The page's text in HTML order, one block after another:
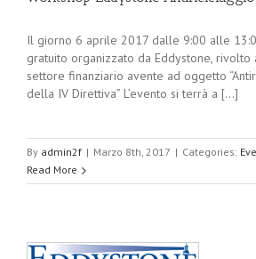
Il giorno 6 aprile 2017 dalle 9:00 alle
gratuito organizzato da Eddystone,
settore finanziario avente ad oggetto
della IV Direttiva” L’evento si terrà a [...]
By admin2f | Marzo 8th, 2017 | Categories:
Read More